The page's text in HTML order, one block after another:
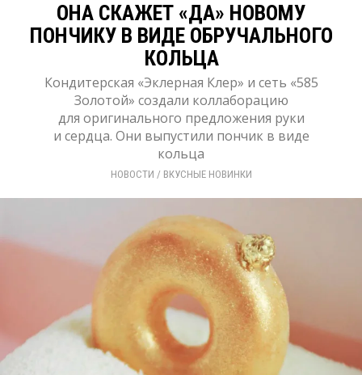
ОНА СКАЖЕТ «ДА» НОВОМУ
ПОНЧИКУ В ВИДЕ ОБРУЧАЛЬНОГО
КОЛЬЦА
Кондитерская «Эклерная Клер» и сеть «585
Золотой» создали коллаборацию
для оригинального предложения руки
и сердца. Они выпустили пончик в виде
кольца
НОВОСТИ / ВКУСНЫЕ НОВИНКИ